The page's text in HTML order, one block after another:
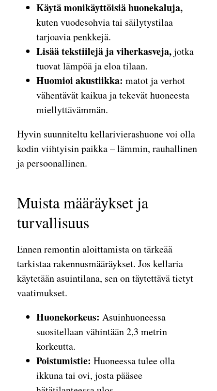
Käytä monikäyttöisiä huonekaluja,
kuten vuodesohvia tai säilytystilaa
tarjoavia penkkejä.
Lisää tekstiilejä ja viherkasveja,jotka
tuovat lämpöä ja eloa tilaan.
Huomioi akustiikka: matot ja verhot
vähentävät kaikua ja tekevät huoneesta
miellyttävämmän.
Hyvin suunniteltu kellarivierashuone voi olla
kodin viihtyisin paikka – lämmin, rauhallinen
ja persoonallinen.
Muista määräykset ja
turvallisuus
Ennen remontin aloittamista on tärkeää
tarkistaa rakennusmääräykset. Jos kellaria
käytetään asuintilana, sen on täytettävä tietyt
vaatimukset.
Huonekorkeus: Asuinhuoneessa
suositellaan vähintään 2,3 metrin
korkeutta.
Poistumistie: Huoneessa tulee olla
ikkuna tai ovi, josta pääsee